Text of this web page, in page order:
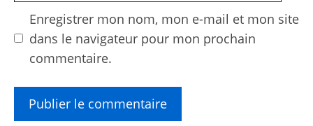
Enregistrer mon nom, mon e-mail et mon site
dans le navigateur pour mon prochain
commentaire.